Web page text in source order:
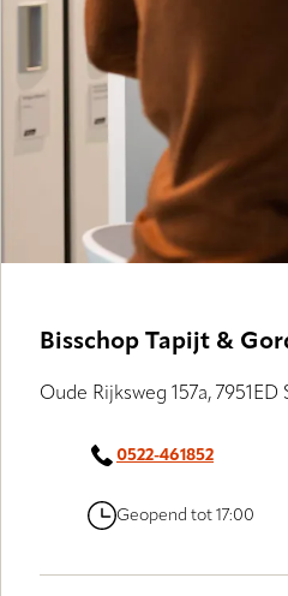
Bisschop Tapijt &
Oude Rijksweg 157a, 7951ED
0522-461852
Geopend tot 17:00